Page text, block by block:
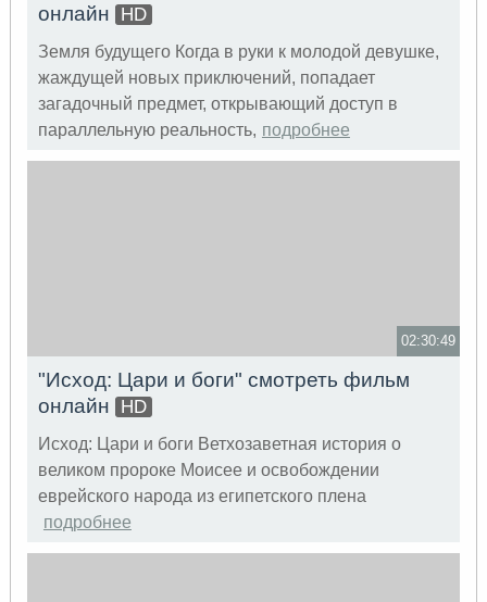
онлайн HD
Земля будущего Когда в руки к молодой девушке,
жаждущей новых приключений, попадает
загадочный предмет, открывающий доступ в
параллельную реальность, подробнее
02:30:49
"Исход: Цари и боги" смотреть фильм
онлайн
HD
Исход: Цари и боги Ветхозаветная история о
великом пророке Моисее и освобождении
еврейского народа из египетского плена
подробнее